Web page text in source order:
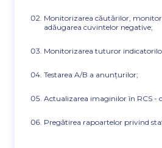
Monitorizarea căutărilor,
adăugarea cuvintelor negative;
Monitorizarea tuturor
Testarea A/B a anunțurilor;
Actualizarea imaginilor în RCS -
Pregătirea rapoartelor privind